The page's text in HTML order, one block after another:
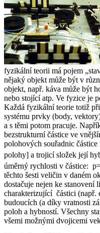
fyzikální teorii má pojem
nějaký objekt může být v
objekt, např. káva může být
nebo stojící atp. Ve fyzice je
Každá fyzikální teorie totiž
systému prvky (body,
a s těmi potom pracuje.
bezstrukturní částice ve
polohových souřadnic částice
polohy] a trojicí složek její
úměrný rychlosti v částice: p
těchto šesti veličin v daném
dostačuje nejen ke stanovení
charakterizující částici (např.
budoucích (a díky vratnosti
poloh a hybností. Všechny
všemi možnými dvojicemi